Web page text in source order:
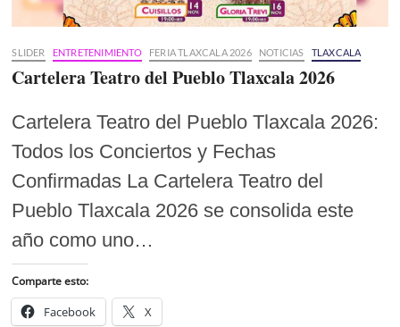
SLIDER ENTRETENIMIENTO FERIA TLAXCALA 2026 NOTICIAS TLAXCALA
Cartelera Teatro del Pueblo Tlaxcala 2026
Cartelera Teatro del Pueblo Tlaxcala 2026:
Todos los Conciertos y Fechas
Confirmadas La Cartelera Teatro del
Pueblo Tlaxcala 2026 se consolida este
año como uno…
Comparte esto:
Facebook X